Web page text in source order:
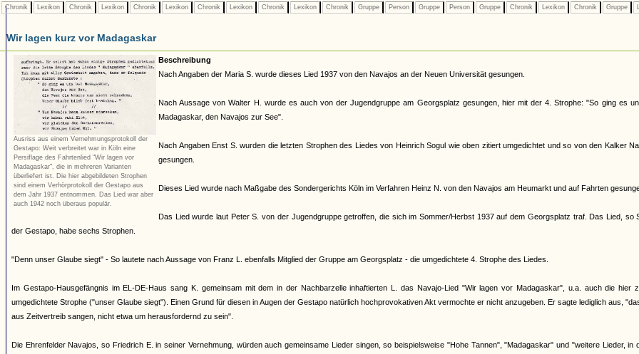
Chronik Lexikon Chronik Lexikon Chronik Lexikon Chronik Lexikon Chronik Lexikon Chronik Gruppe Person Gruppe Person Gruppe Chronik Lexikon Chronik Gruppe
Wir lagen kurz vor Madagaskar
Ausriss aus einem Vernehmungsprotokoll der
Gestapo: Weit verbreitet war in Köln eine
Persiflage des Fahrtenlied "Wir lagen vor
Madagaskar", die in mehreren Varianten
überliefert ist. Die hier abgebildeten Strophen
sind einem Verhörprotokoll der Gestapo aus
dem Jahr 1937 entnommen. Das Lied war aber
auch 1942 noch überaus populär.
Beschreibung
Nach Angaben der Maria S. wurde dieses Lied 1937 von den Navajos an der Neuen Universität gesungen.
Nach Aussage von Walter H. wurde es auch von der Jugendgruppe am Georgsplatz gesungen, hier mit der 4. Strophe: "So ging es
Madagaskar, den Navajos zur See".
Nach Angaben Enst S. wurden die letzten Strophen des Liedes von Heinrich Sogul wie oben zitiert umgedichtet und so von den Kalker
gesungen.
Dieses Lied wurde nach Maßgabe des Sondergerichts Köln im Verfahren Heinz N. von den Navajos am Heumarkt und auf Fahrten
Das Lied wurde laut Peter S. von der Jugendgruppe getroffen, die sich im Sommer/Herbst 1937 auf dem Georgsplatz traf. Das Lied, so
der Gestapo, habe sechs Strophen.
"Denn unser Glaube siegt" - So lautete nach Aussage von Franz L. ebenfalls Mitglied der Gruppe am Georgsplatz - die umgedichtete 4. Strophe des Liedes.
Im Gestapo-Hausgefängnis im EL-DE-Haus sang K. gemeinsam mit dem in der Nachbarzelle inhaftierten L. das Navajo-Lied "Wir lagen vor Madagaskar", u.a. auch die hier
umgedichtete Strophe ("unser Glaube siegt"). Einen Grund für diesen in Augen der Gestapo natürlich hochprovokativen Akt vermochte er nicht anzugeben. Er sagte lediglich aus,
aus Zeitvertreib sangen, nicht etwa um herausfordernd zu sein".
Die Ehrenfelder Navajos, so Friedrich E. in seiner Vernehmung, würden auch gemeinsame Lieder singen, so beispielsweise "Hohe Tannen", "Madagaskar" und "weitere Lieder, in